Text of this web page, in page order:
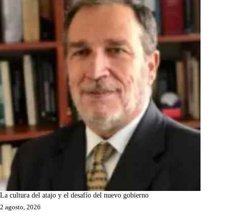
La cultura del atajo y el desafío del nuevo gobierno
2 agosto, 2026